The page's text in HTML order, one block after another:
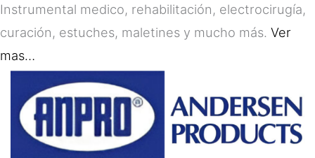
Instrumental medico, rehabilitación, electrocirugía,
curación, estuches, maletines y mucho más. Ver
mas…